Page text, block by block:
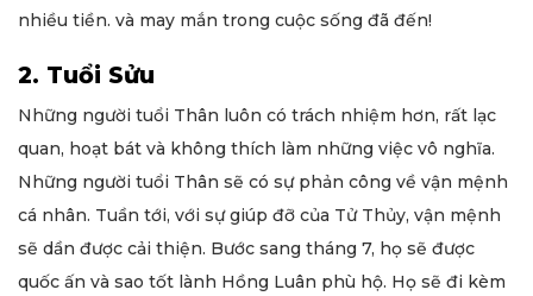
nhiều tiền. và may mắn trong cuộc sống đã đến!
2. Tuổi Sửu
Những người tuổi Thân luôn có trách nhiệm hơn, rất lạc
quan, hoạt bát và không thích làm những việc vô nghĩa.
Những người tuổi Thân sẽ có sự phản công về vận mệnh
cá nhân. Tuần tới, với sự giúp đỡ của Tử Thủy, vận mệnh
sẽ dần được cải thiện. Bước sang tháng 7, họ sẽ được
quốc ấn và sao tốt lành Hồng Luân phù hộ. Họ sẽ đi kèm